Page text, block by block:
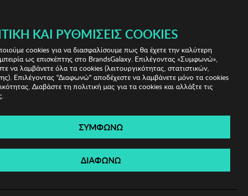
& IRIS!
(0)
Ηλίου Kodak
ΚΑΙ ΡΥΘΜΊΣΕΙΣ COOKIES
cookies για να διασφαλίσουμε πως θα έχετε την καλύτερη
ως επισκέπτης στο BrandsGalaxy. Επιλέγοντας «Συμφωνώ»,
να λαμβάνετε όλα τα cookies (λειτουργικότητας, στατιστικών,
Επιλέγοντας "Διαφωνώ" αποδέχεστε να λαμβάνετε μόνο τα cookies
Διαβάστε τη πολιτική μας για τα cookies και αλλάξτε τις
ΣΥΜΦΩΝΩ
ΔΙΑΦΩΝΩ